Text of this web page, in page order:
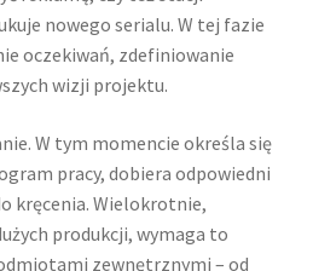
nowego serialu. W tej fazie
oczekiwań, zdefiniowanie
wizji projektu.
W tym momencie określa się
pracy, dobiera odpowiedni
kręcenia. Wielokrotnie,
produkcji, wymaga to
zewnętrznymi – od